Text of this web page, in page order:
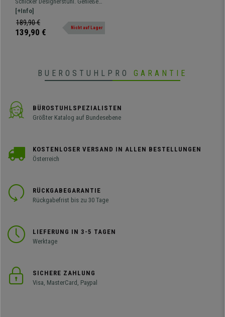
Holz, dicke Polsterung,
Metallfußkreuz, Farbe Grau
Sie den Komfort von einem mit
Stoff bezogenen Stuhl, sehr
widerstandsfähig und mit
[+Info]
189,90 €
139,90 € Nicht auf Lager
BUEROSTUHLPRO GARANTIE
BÜROSTUHLSPEZIALISTEN
Größter Katalog auf Bundesebene
KOSTENLOSER VERSAND IN ALLEN BESTELLUNGEN
Österreich
RÜCKGABEGARANTIE
Rückgabefrist bis zu 30 Tage
LIEFERUNG IN 3-5 TAGEN
Werktage
SICHERE ZAHLUNG
Visa, MasterCard, Paypal